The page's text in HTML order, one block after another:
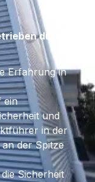
durch
Erfahrung in
ein
und
in der
der Spitze
Sicherheit